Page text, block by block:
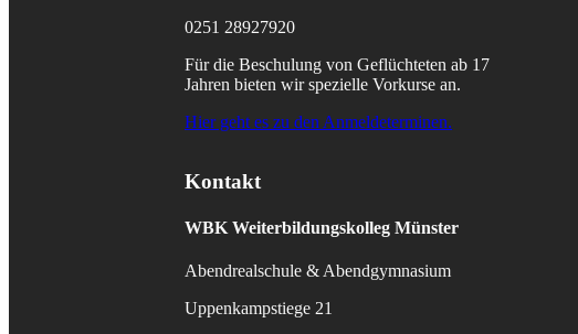
0251 28927920
Für die Beschulung von Geflüchteten ab 17
Jahren bieten wir spezielle Vorkurse an.
Hier geht es zu den Anmeldeterminen.
Kontakt
WBK Weiterbildungskolleg Münster
Abendrealschule & Abendgymnasium
Uppenkampstiege 21